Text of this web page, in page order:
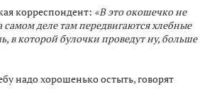
корреспондент: «В это окошечко не
самом деле там передвигаются хлебные
в которой булочки проведут ну, больше
надо хорошенько остыть, говорят